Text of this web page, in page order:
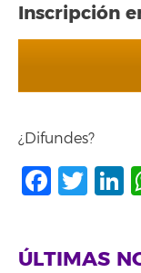
Inscripción
¿Difundes?
ÚLTIMAS